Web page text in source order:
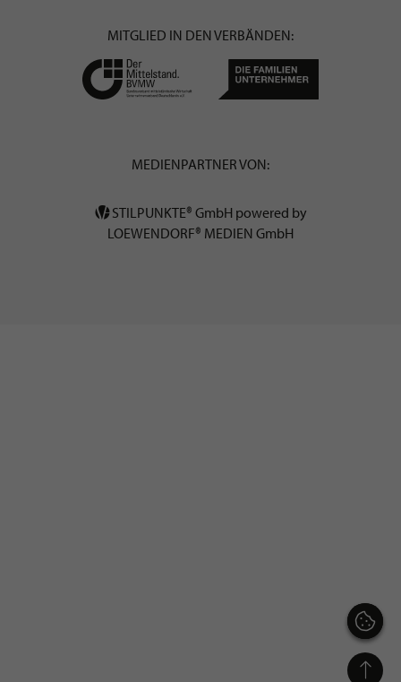
MITGLIED IN DEN VERBÄNDEN:
MEDIENPARTNER VON:
STILPUNKTE® GmbH powered by
LOEWENDORF® MEDIEN GmbH